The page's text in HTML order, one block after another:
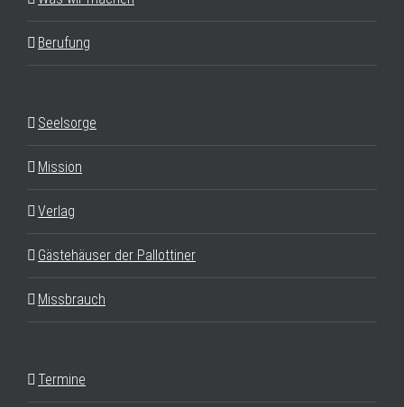
Berufung
Seelsorge
Mission
Verlag
Gästehäuser der Pallottiner
Missbrauch
Termine